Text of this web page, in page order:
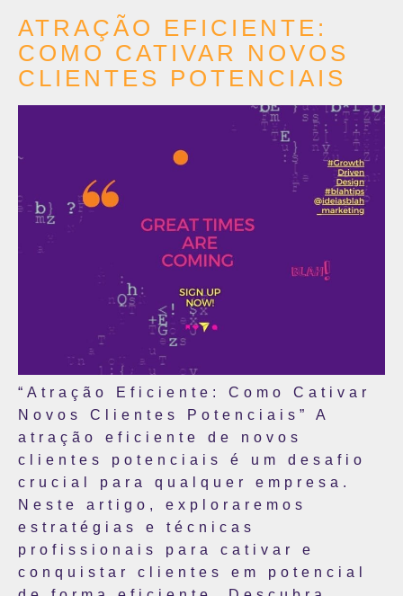
ATRAÇÃO EFICIENTE:
COMO CATIVAR NOVOS
CLIENTES POTENCIAIS
“Atração Eficiente: Como Cativar
Novos Clientes Potenciais” A
atração eficiente de novos
clientes potenciais é um desafio
crucial para qualquer empresa.
Neste artigo, exploraremos
estratégias e técnicas
profissionais para cativar e
conquistar clientes em potencial